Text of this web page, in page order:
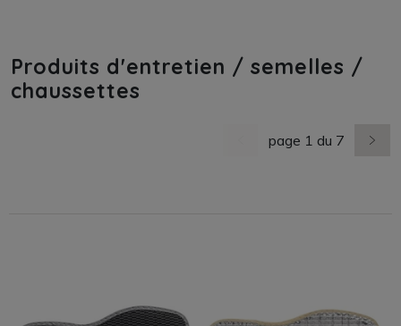
Produits d'entretien / semelles /
chaussettes
page 1 du 7